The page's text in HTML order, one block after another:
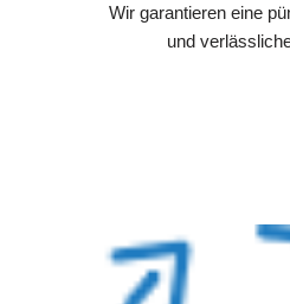
Wir garantieren eine
und